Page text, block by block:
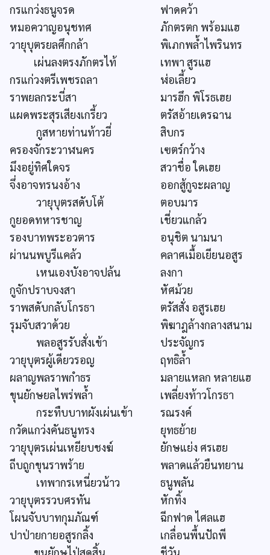
กรแกว่งธนูจรด
ฟาดคว้า
หมอควาญอนุชทศ
ภักตรตก พร้อมแฮ
วายุบุตรยลศึกกล้า
พิเภกพล้ำไพรินทร
เผ่นลงตรงภักตรไท้
เทพา สูรแฮ
กรแก่วงตรีเพชรถลา
ฬ่อเลี้ยว
ราพยลกระบี่สา
มารฮึก พิโรธเฮย
แผดพระสุรเสียงเกรี้ยว
ตรัสอ้ายเดรฉาน
กูสหายท่านท้าวยี่
สิบกร
ครองจักระวาฬนคร
เฃตร์กว้าง
มึงอยู่ทิศใดจร
สวาชื่อ ใดเฮย
จึ่งอาจทรนงอ้าง
ออกสู้กูจะผลาญ
วายุบุตรสดับโต้
ตอบมาร
กูยอดทหารชาญ
เชี่ยวแกล้ว
รองบาทพระอวตาร
อนุชิต นามนา
ผ่านนพบูรีแคล้ว
คลาศเมื้อเยียนอสูร
เหนเองบังอาจปล้น
ลงกา
กูจักปราบจงสา
หัศม้วย
ราพสดับกลับโกรธา
ตรัสสั่ง อสูรเฮย
รุมจับสวาด้วย
พิฆาฎล้างกลางสนาม
พลอสูรรับสั่งเข้า
ประจัญกร
วายุบุตรผู้เดียวรอญ
ฤทธิล้ำ
ผลาญพลราพกำธร
มลายแหลก หลายแฮ
ขุนยักษยลไพร่พล้ำ
เพลี่ยงท้าวโกรธา
กระทืบบาทผังเผ่นเข้า
รณรงค์
กวัดแกว่งคันธนูทรง
ยุทธย้าย
วายุบุตรเผ่นเหยียบชงฆ์
ยักษแย่ง ศรเฮย
ถีบถูกขุนราพร้าย
พลาดแล้วยืนทยาน
เทพากรเหนี่ยวน้าว
ธนูพลัน
วายุบุตรรวบศรทัน
หักทิ้ง
โผนจับบาทกุมภัณฑ์
ฉีกฟาด ไศลแฮ
ปาป่ายกายอสูรกลิ้ง
เกลื่อนพื้นปัถพี